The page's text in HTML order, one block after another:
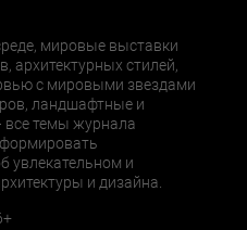
мировые выставки
архитектурных стилей,
с мировыми звездами
ландшафтные и
все темы журнала
увлекательном и
и дизайна.